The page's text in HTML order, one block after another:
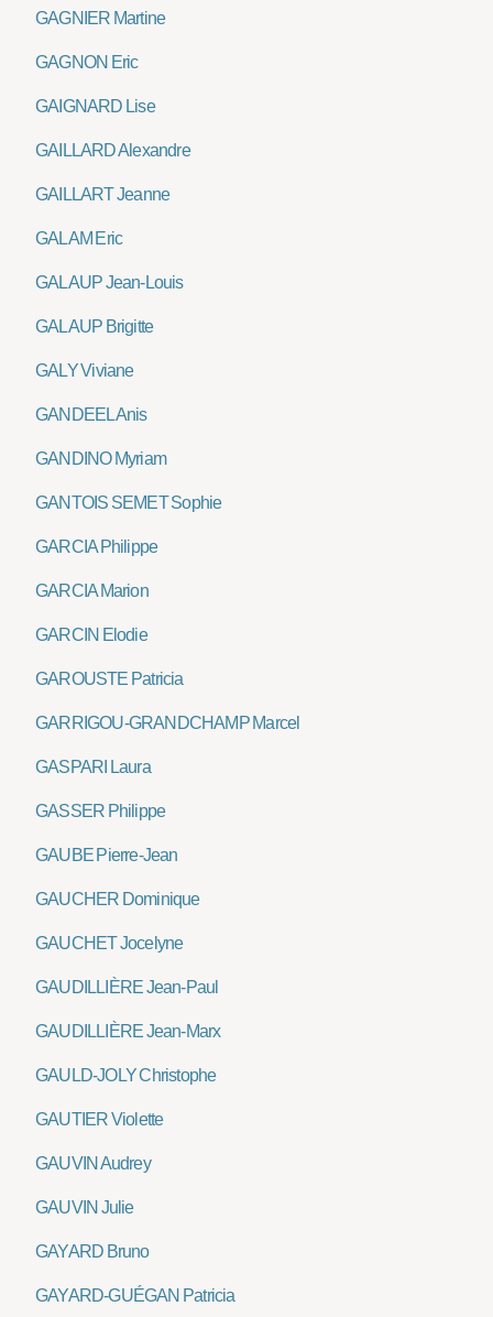
GAGNIER Martine
GAGNON Eric
GAIGNARD Lise
GAILLARD Alexandre
GAILLART Jeanne
GALAM Eric
GALAUP Jean-Louis
GALAUP Brigitte
GALY Viviane
GANDEEL Anis
GANDINO Myriam
GANTOIS SEMET Sophie
GARCIA Philippe
GARCIA Marion
GARCIN Elodie
GAROUSTE Patricia
GARRIGOU-GRANDCHAMP Marcel
GASPARI Laura
GASSER Philippe
GAUBE Pierre-Jean
GAUCHER Dominique
GAUCHET Jocelyne
GAUDILLIÈRE Jean-Paul
GAUDILLIÈRE Jean-Marx
GAULD-JOLY Christophe
GAUTIER Violette
GAUVIN Audrey
GAUVIN Julie
GAYARD Bruno
GAYARD-GUÉGAN Patricia